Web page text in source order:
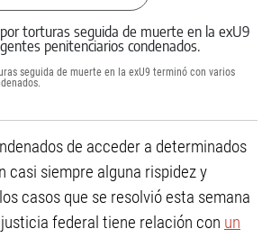
seguida de muerte en la exU9 terminó con varios
de acceder a determinados
casi siempre alguna rispidez y
casos que se resolvió esta semana
federal tiene relación con un